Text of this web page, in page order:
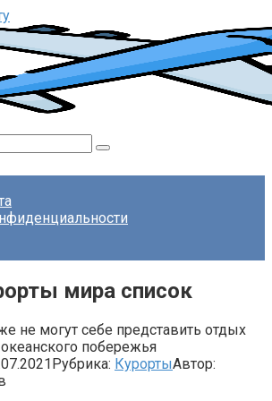
мира список
не могут себе представить отдых
побережья
Рубрика: КурортыАвтор: